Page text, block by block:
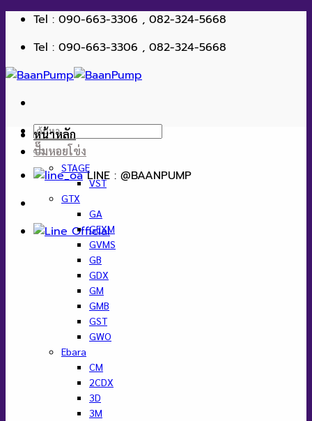
ข้าม
เนื้อหา
Tel : 090-663-3306 , 082-324-5668
Tel : 090-663-3306 , 082-324-5668
ค้นหา:
LINE : @BAANPUMP
หน้าหลัก
ปั๊มหอยโข่ง
STAGE
VST
GTX
GA
GEXM
GVMS
GB
GDX
GM
GMB
GST
GWO
Ebara
CM
2CDX
3D
3M